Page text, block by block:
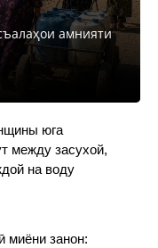
амнияти
юга
между засухой,
на воду
миёни занон: